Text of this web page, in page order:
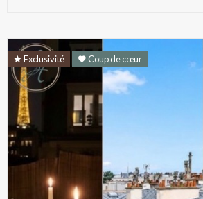
Exclusivité Coup de cœur